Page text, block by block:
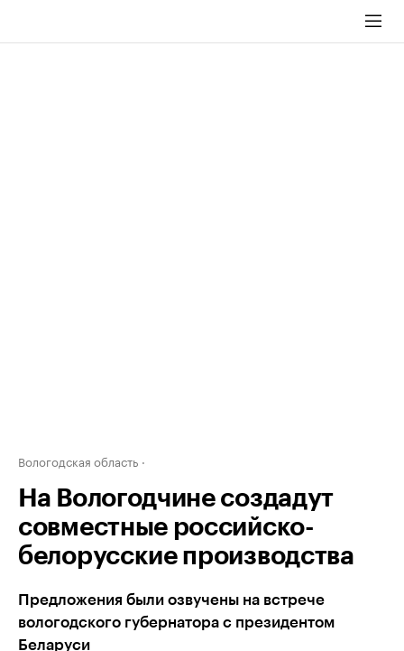
Вологодская область
На Вологодчине создадут
совместные российско-
белорусские производства
Предложения были озвучены на встрече
вологодского губернатора с президентом
Беларуси